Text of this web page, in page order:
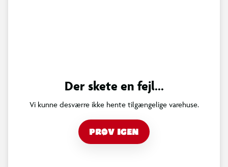
Der skete en fejl...
Vi kunne desværre ikke hente tilgængelige varehuse.
PRØV IGEN